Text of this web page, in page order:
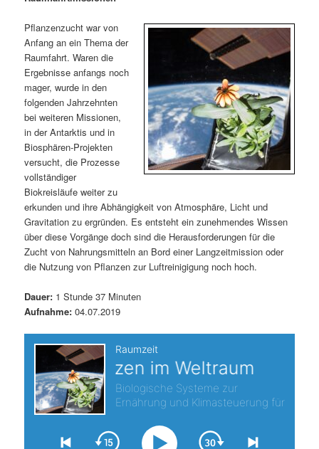
ä
r
e
n
I
n
h
a
t
s
r
n
d
ä
r
e
n
I
n
a
l
s
n
v
i
g
a
t
i
o
n
Pflanzenzucht war von
Anfang an ein Thema der
Raumfahrt. Waren die
Ergebnisse anfangs noch
mager, wurde in den
folgenden Jahrzehnten
bei weiteren Missionen,
in der Antarktis und in
Biosphären-Projekten
versucht, die Prozesse
vollständiger
Biokreisläufe weiter zu
erkunden und ihre Abhängigkeit von Atmosphäre, Licht und
Gravitation zu ergründen. Es entsteht ein zunehmendes Wissen
über diese Vorgänge doch sind die Herausforderungen für die
Zucht von Nahrungsmitteln an Bord einer Langzeitmission oder
die Nutzung von Pflanzen zur Luftreinigigung noch hoch.
Dauer: 1 Stunde 37 Minuten
Aufnahme: 04.07.2019